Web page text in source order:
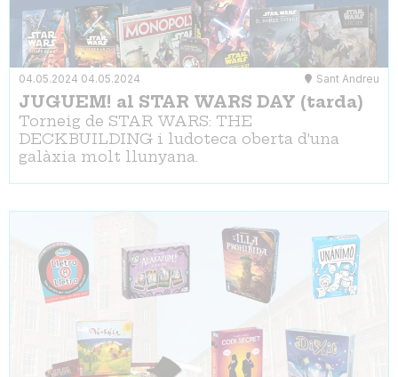
04.05.2024 04.05.2024 Sant Andreu
JUGUEM! al STAR WARS DAY (tarda)
Torneig de STAR WARS: THE
DECKBUILDING i ludoteca oberta d'una
galàxia molt llunyana.